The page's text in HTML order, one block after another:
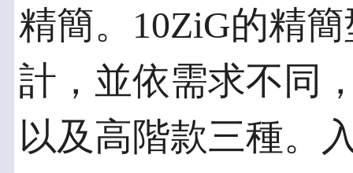
精簡。10ZiG的精
計，並依需求不同
以及高階款三種。